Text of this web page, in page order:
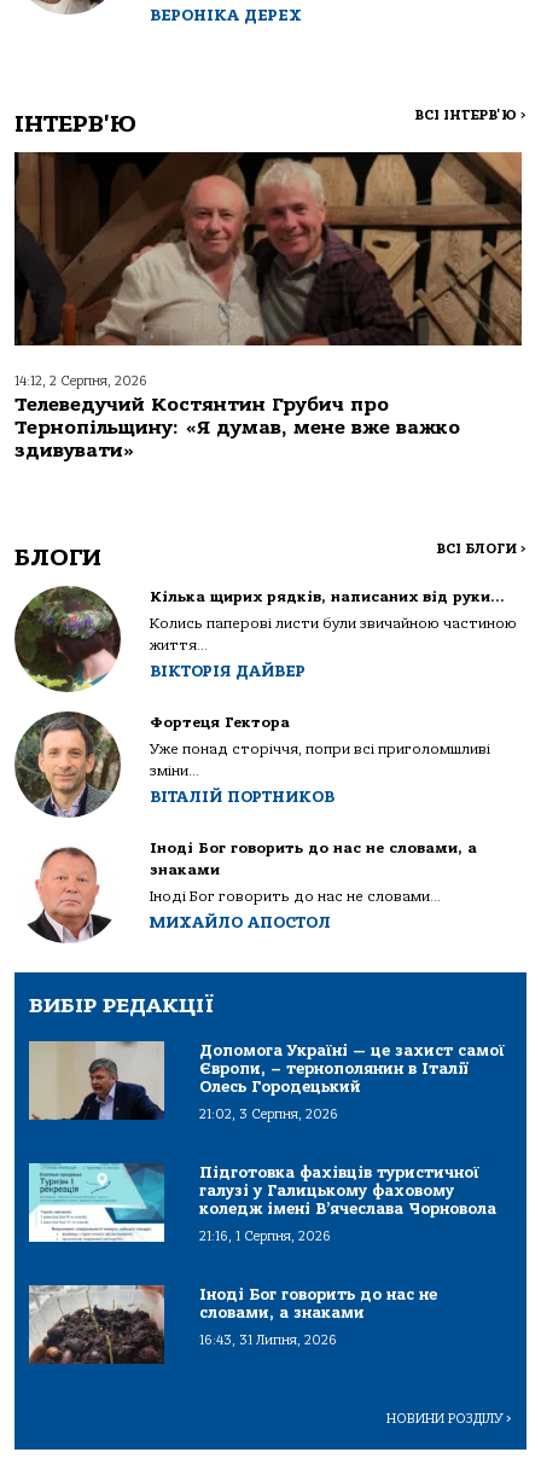
ВЕРОНІКА ДЕРЕХ
ІНТЕРВ'Ю ВСІ ІНТЕРВ'Ю >
14:12, 2 Серпня, 2026
Телеведучий Костянтин Грубич про
Тернопільщину: «Я думав, мене вже важко
здивувати»
БЛОГИ ВСІ БЛОГИ >
Кілька щирих рядків, написаних від руки…
Колись паперові листи були звичайною частиною
життя...
ВІКТОРІЯ ДАЙВЕР
Фортеця Гектора
Уже понад сторіччя, попри всі приголомшливі
зміни...
ВІТАЛІЙ ПОРТНИКОВ
Іноді Бог говорить до нас не словами, а
знаками
Іноді Бог говорить до нас не словами...
МИХАЙЛО АПОСТОЛ
ВИБІР РЕДАКЦІЇ
Допомога Україні — це захист самої
Європи, – тернополянин в Італії
Олесь Городецький
21:02, 3 Серпня, 2026
Підготовка фахівців туристичної
галузі у Галицькому фаховому
коледж імені В’ячеслава Чорновола
21:16, 1 Серпня, 2026
Іноді Бог говорить до нас не
словами, а знаками
16:43, 31 Липня, 2026
НОВИНИ РОЗДІЛУ>